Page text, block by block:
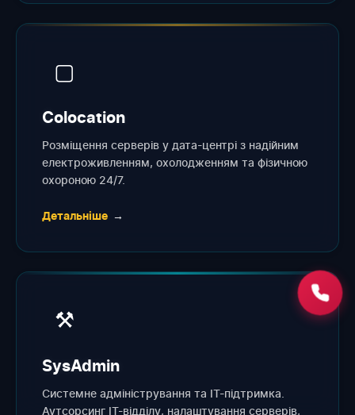
▢
Colocation
Розміщення серверів у дата-центрі з надійним
електроживленням, охолодженням та фізичною
охороною 24/7.
Детальніше →
⚒
SysAdmin
Системне адміністрування та IT-підтримка.
Аутсорсинг IT-відділу, налаштування серверів,